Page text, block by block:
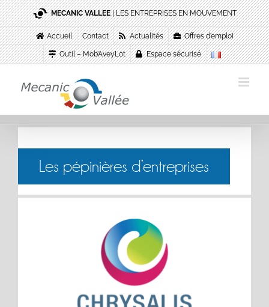
Passer
au
contenu
MECANIC VALLEE| LES ENTREPRISES EN MOUVEMENT
Accueil Contact Actualités Offres d’emploi
Outil – Mob’AveyLot Espace sécurisé
Les pépinières d’entreprises